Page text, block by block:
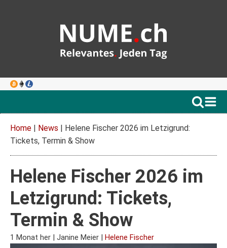
Home | News | Helene Fischer 2026 im Letzigrund:
Tickets, Termin & Show
Helene Fischer 2026 im
Letzigrund: Tickets,
Termin & Show
1 Monat her | Janine Meier | Helene Fischer